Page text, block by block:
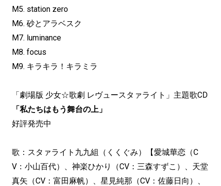
M5. station zero
M6. 砂とアラベスク
M7. luminance
M8. focus
M9. キラキラ！キラミラ
「劇場版 少女☆歌劇 レヴュースタァライト」主題歌CD
「私たちはもう舞台の上」
好評発売中
歌：スタァライト九九組（くくぐみ）【愛城華恋（C
V：小山百代）、神楽ひかり（CV：三森すずこ）、天堂
真矢（CV：富田麻帆）、星見純那（CV：佐藤日向）、